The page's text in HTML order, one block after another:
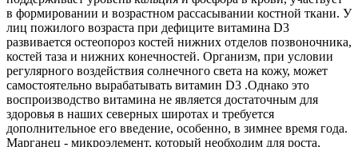
в формировании и возрастном рассасывании костной ткани. У
лиц пожилого возраста при дефиците витамина D3
развивается остеопороз костей нижних отделов позвоночника,
костей таза и нижних конечностей. Организм, при условии
регулярного воздействия солнечного света на кожу, может
самостоятельно вырабатывать витамин D3 .Однако это
воспроизводство витамина не является достаточным для
здоровья в наших северных широтах и требуется
дополнительное его введение, особенно, в зимнее время года.
Марганец - микроэлемент, который необходим для роста,